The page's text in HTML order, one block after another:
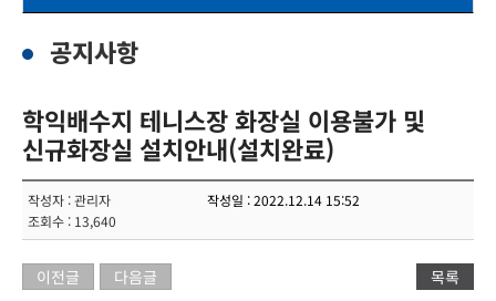
공지사항
학익배수지 테니스장 화장실 이용불가 및
신규화장실 설치안내(설치완료)
작성자 : 관리자
작성일 : 2022.12.14 15:52
조회수 : 13,640
이전글 다음글 목록